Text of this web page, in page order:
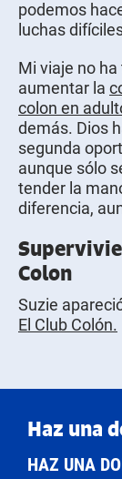
podemos
luchas
Mi viaje no
aumentar la
colon en
demás. Dios
segunda
aunque sólo
tender la
diferencia,
Colon
Suzie
El Club Colón.
Haz una
HAZ UNA